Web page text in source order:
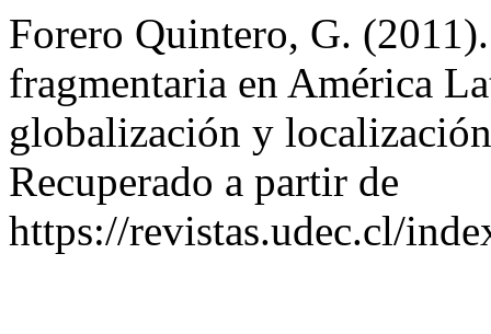
Forero Quintero, G.
fragmentaria en América
globalización y
Recuperado a partir de
https://revistas.udec.cl/